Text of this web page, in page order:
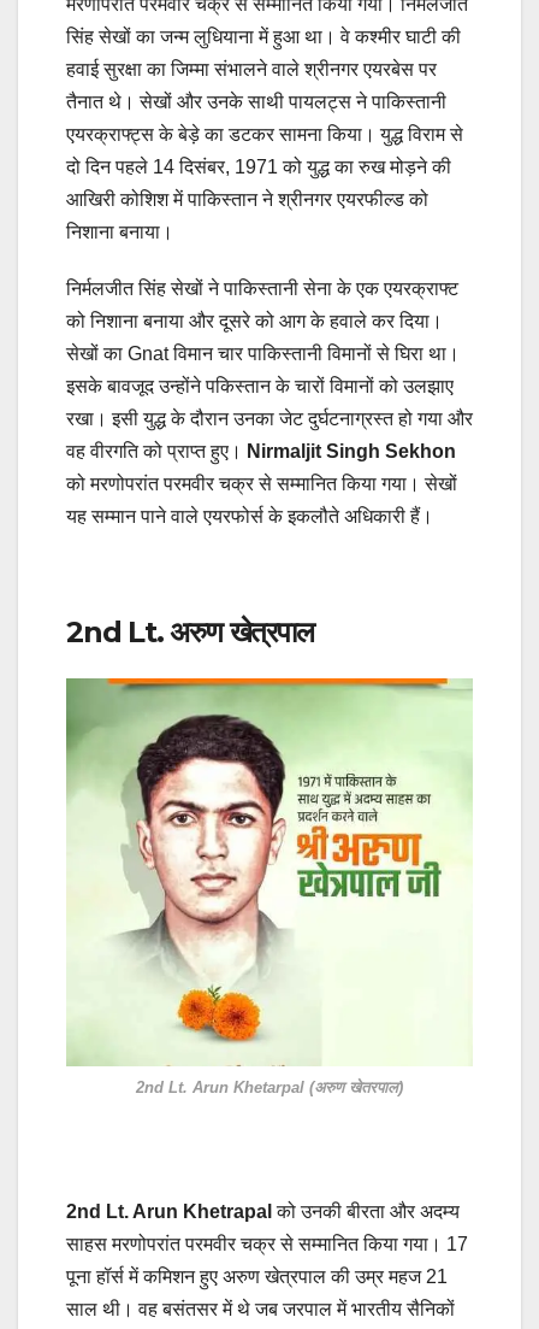
मरणोपरांत परमवीर चक्र से सम्मानित किया गया। निर्मलजीत
सिंह सेखों का जन्म लुधियाना में हुआ था। वे कश्‍मीर घाटी की
हवाई सुरक्षा का जिम्‍मा संभालने वाले श्रीनगर एयरबेस पर
तैनात थे। सेखों और उनके साथी पायलट्स ने पाकिस्‍तानी
एयरक्राफ्ट्स के बेड़े का डटकर सामना किया। युद्ध विराम से
दो दिन पहले 14 दिसंबर, 1971 को युद्ध का रुख मोड़ने की
आखिरी कोशिश में पाकिस्‍तान ने श्रीनगर एयरफील्‍ड को
निशाना बनाया।
निर्मलजीत सिंह सेखों ने पाकिस्तानी सेना के एक एयरक्राफ्ट
को निशाना बनाया और दूसरे को आग के हवाले कर दिया।
सेखों का Gnat विमान चार पाकिस्‍तानी विमानों से घिरा था।
इसके बावजूद उन्होंने पकिस्तान के चारों विमानों को उलझाए
रखा। इसी युद्ध के दौरान उनका जेट दुर्घटनाग्रस्‍त हो गया और
वह वीरगति को प्राप्‍त हुए।
Nirmaljit Singh Sekhon
को मरणोपरांत परमवीर चक्र से सम्‍मानित किया गया। सेखों
यह सम्‍मान पाने वाले एयरफोर्स के इकलौते अधिकारी हैं।
2nd Lt. अरुण खेत्रपाल
2nd Lt. Arun Khetarpal (अरुण खेतरपाल)
2nd Lt. Arun Khetrapal को उनकी बीरता और अदम्य
साहस मरणोपरांत परमवीर चक्र से सम्मानित किया गया। 17
पूना हॉर्स में कमिशन हुए अरुण खेत्रपाल की उम्र महज 21
साल थी। वह बसंतसर में थे जब जरपाल में भारतीय सैनिकों